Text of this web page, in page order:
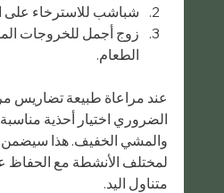
شباشب للاسترخاء على
زوج أجمل للخروجات
الطعام.
عند مراعاة طبيعة تضاريس
الضروري اختيار أحذية
والمشي الخفيف. هذا سيضمن
لمختلف الأنشطة مع الحفاظ
متناول اليد.